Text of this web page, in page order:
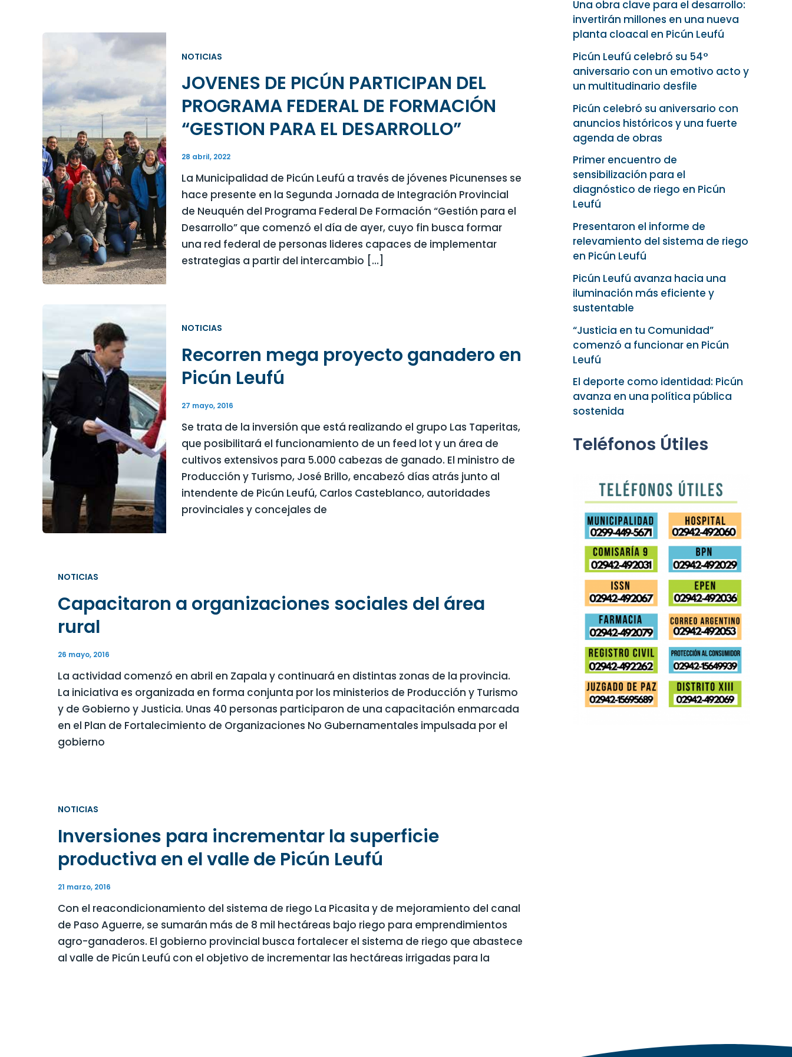
NOTICIAS
JOVENES DE PICÚN PARTICIPAN DEL
PROGRAMA FEDERAL DE FORMACIÓN
“GESTION PARA EL DESARROLLO”
28 abril, 2022
La Municipalidad de Picún Leufú a través de jóvenes Picunenses se
hace presente en la Segunda Jornada de Integración Provincial
de Neuquén del Programa Federal De Formación “Gestión para el
Desarrollo” que comenzó el día de ayer, cuyo fin busca formar
una red federal de personas lideres capaces de implementar
estrategias a partir del intercambio […]
NOTICIAS
Recorren mega proyecto ganadero en
Picún Leufú
27 mayo, 2016
Se trata de la inversión que está realizando el grupo Las Taperitas,
que posibilitará el funcionamiento de un feed lot y un área de
cultivos extensivos para 5.000 cabezas de ganado. El ministro de
Producción y Turismo, José Brillo, encabezó días atrás junto al
intendente de Picún Leufú, Carlos Casteblanco, autoridades
provinciales y concejales de
NOTICIAS
Capacitaron a organizaciones sociales del área
rural
26 mayo, 2016
La actividad comenzó en abril en Zapala y continuará en distintas zonas de la provincia.
La iniciativa es organizada en forma conjunta por los ministerios de Producción y Turismo
y de Gobierno y Justicia. Unas 40 personas participaron de una capacitación enmarcada
en el Plan de Fortalecimiento de Organizaciones No Gubernamentales impulsada por el
gobierno
NOTICIAS
Inversiones para incrementar la superficie
productiva en el valle de Picún Leufú
21 marzo, 2016
Con el reacondicionamiento del sistema de riego La Picasita y de mejoramiento del canal
de Paso Aguerre, se sumarán más de 8 mil hectáreas bajo riego para emprendimientos
agro-ganaderos. El gobierno provincial busca fortalecer el sistema de riego que abastece
al valle de Picún Leufú con el objetivo de incrementar las hectáreas irrigadas para la
o
r
Una obra clave para el desarrollo:
invertirán millones en una nueva
planta cloacal en Picún Leufú
Picún Leufú celebró su 54°
aniversario con un emotivo acto y
un multitudinario desfile
Picún celebró su aniversario con
anuncios históricos y una fuerte
agenda de obras
Primer encuentro de
sensibilización para el
diagnóstico de riego en Picún
Leufú
Presentaron el informe de
relevamiento del sistema de riego
en Picún Leufú
Picún Leufú avanza hacia una
iluminación más eficiente y
sustentable
“Justicia en tu Comunidad”
comenzó a funcionar en Picún
Leufú
El deporte como identidad: Picún
avanza en una política pública
sostenida
Teléfonos Útiles